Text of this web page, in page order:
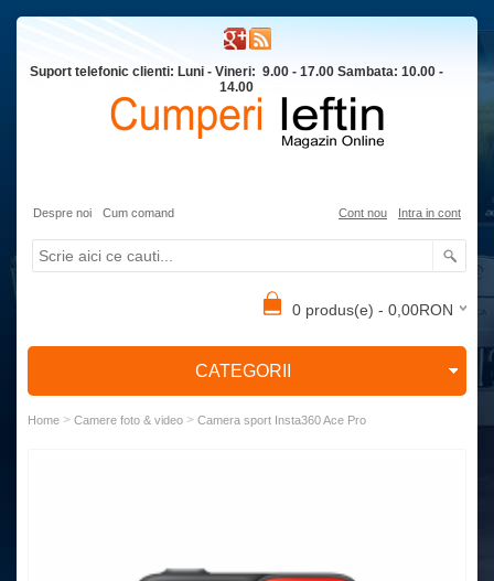
Suport telefonic clienti: Luni - Vineri: 9.00 - 17.00 Sambata: 10.00 -
14.00
Despre noi Cum comand Cont nou Intra in cont
0 produs(e) - 0,00RON
CATEGORII
Home > Camere foto & video > Camera sport Insta360 Ace Pro